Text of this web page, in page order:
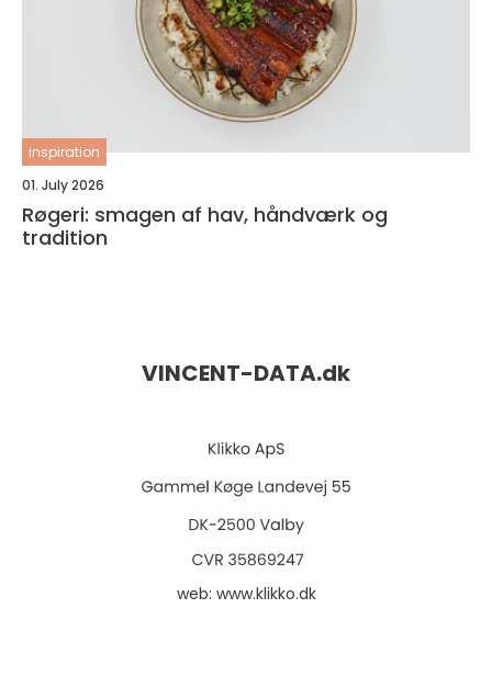
inspiration
01. July 2026
Røgeri: smagen af hav, håndværk og
tradition
VINCENT-DATA.dk
web: www.klikko.dk